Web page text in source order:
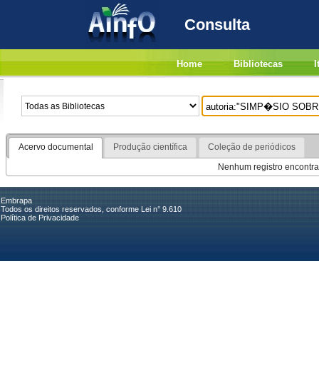
Consulta
Home Bibliotecas
Acervo documental Produção científica
Coleção de periódicos
Nenhum registro
Embrapa
Todos os direitos reservados, conforme Lei n° 9.610
Política de Privacidade